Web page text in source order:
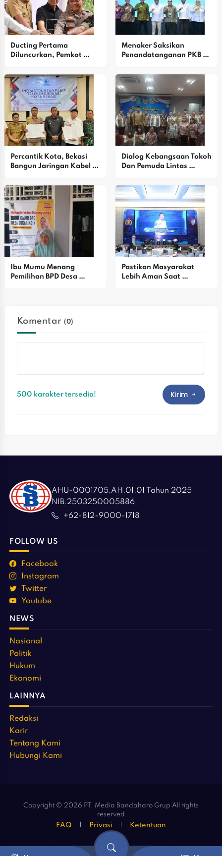
Ducting Pertama
Diluncurkan, Pemkot
Kabel Dan Utilitas Kota
Menaker Saksikan
Penandatanganan PKB
Pekerja, Titipkan Tiga
Agenda Strategis
Percantik Kota, Bekasi
Bangun Jaringan Kabel
290 Km
Dialog Kebangsaan Tokoh
Dan Pemuda Lintas
Menuju Indonesia Emas
2045
Ibu Mumu Menang
Pemilihan BPD Desa
Pastikan Masyarakat
Lebih Aman Saat
Komentar(0)
500 karakter tersedia! Kirim
AHU-0001705.AH.01.01 Tahun 2025
NIB.2503250005886
+62-812-9000-1718
FOLLOW US
Facebook
Instagram
Twitter
Youtube
NEWS
Nasional
Politik
Hukum
Ekonomi
LAINNYA
Redaksi
Karir
Tentang Kami
Hubungi Kami
Copyright © 2026 PT. Media Bandaharo Grup All rights
reserved
FAQ Privasi Ketentuan